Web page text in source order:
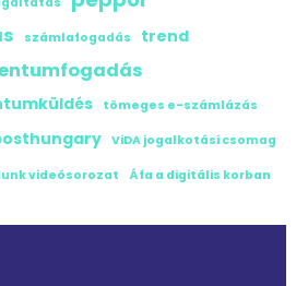
számlafogadás trend
tömeges e-számlázás
ViDA jogalkotási csomag
videósorozat Áfa a digitális korban